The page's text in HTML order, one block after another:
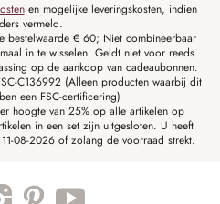
en mogelijke leveringskosten, indien
vermeld.
bestelwaarde € 60; Niet combineerbaar
in te wisselen. Geldt niet voor reeds
op de aankoop van cadeaubonnen.
C136992 (Alleen producten waarbij dit
een FSC-certificering)
hoogte van 25% op alle artikelen op
in een set zijn uitgesloten. U heeft
08-2026 of zolang de voorraad strekt.